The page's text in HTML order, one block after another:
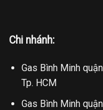
Chi nhánh:
Gas Bình Minh
Tp. HCM
Gas Bình Minh